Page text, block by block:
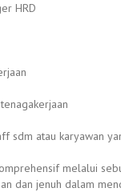
HRD
atau karyawan
melalui
dan jenuh dalam